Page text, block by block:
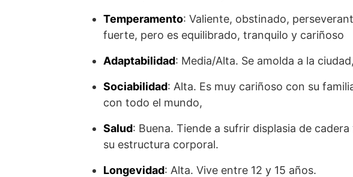
Temperamento: Valiente, obstinado,
fuerte, pero es equilibrado, tranquilo y cariñoso
Adaptabilidad: Media/Alta. Se amolda a la
Sociabilidad: Alta. Es muy cariñoso con su
con todo el mundo,
Salud: Buena. Tiende a sufrir displasia de
su estructura corporal.
Longevidad: Alta. Vive entre 12 y 15 años.